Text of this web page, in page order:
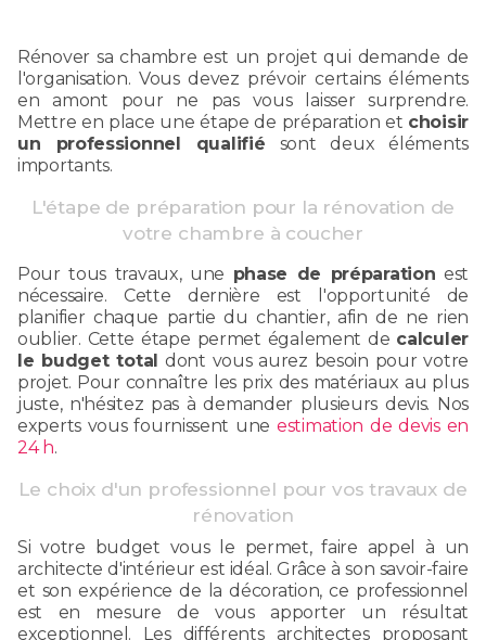
Rénover sa chambre est un projet qui demande de
l'organisation. Vous devez prévoir certains éléments
en amont pour ne pas vous laisser surprendre.
Mettre en place une étape de préparation et choisir
un professionnel qualifié sont deux éléments
importants.
L'étape de préparation pour la rénovation de
votre chambre à coucher
Pour tous travaux, une phase de préparation est
nécessaire. Cette dernière est l'opportunité de
planifier chaque partie du chantier, afin de ne rien
oublier. Cette étape permet également de calculer
le budget total dont vous aurez besoin pour votre
projet. Pour connaître les prix des matériaux au plus
juste, n'hésitez pas à demander plusieurs devis. Nos
experts vous fournissent uneestimation de devis en
24 h.
Le choix d'un professionnel pour vos travaux de
rénovation
Si votre budget vous le permet, faire appel à un
architecte d'intérieur est idéal. Grâce à son savoir-faire
et son expérience de la décoration, ce professionnel
est en mesure de vous apporter un résultat
exceptionnel. Les différents architectes proposant